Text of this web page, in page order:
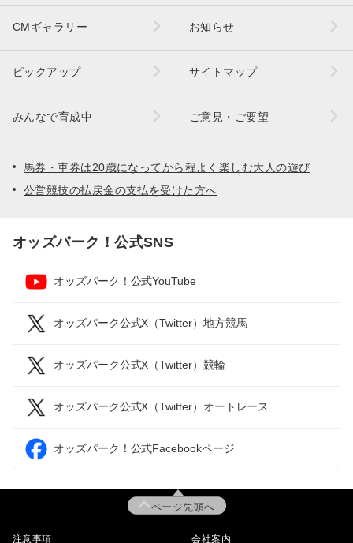
CMギャラリー お知らせ
ピックアップ サイトマップ
みんなで育成中 ご意見・ご要望
馬券・車券は20歳になってから程よく楽しむ大人の遊び
公営競技の払戻金の支払を受けた方へ
オッズパーク！公式SNS
オッズパーク！公式YouTube
オッズパーク公式X（Twitter）地方競馬
オッズパーク公式X（Twitter）競輪
オッズパーク公式X（Twitter）オートレース
オッズパーク！公式Facebookページ
ページ先頭へ
注意事項 会社案内